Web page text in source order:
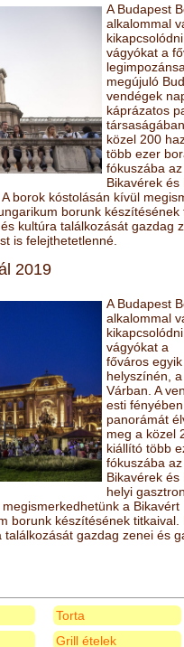
A Budapest
alkalommal
vágyókat a
megújuló
vendégek
káprázatos
közel 200
több ezer
fókuszába
Bikavérek és
borok kóstolásán kívül
borunk készítésének
kultúra találkozását gazdag
is felejthetetlenné.
2019
A Budapest
alkalommal
vágyókat a
főváros
helyszínén,
Várban. A
esti
panorámát
meg a közel
kiállító több
fókuszába
Bikavérek és
helyi
a Bikavért
borunk készítésének titkaival.
gazdag zenei és
Torta
Grill ételek